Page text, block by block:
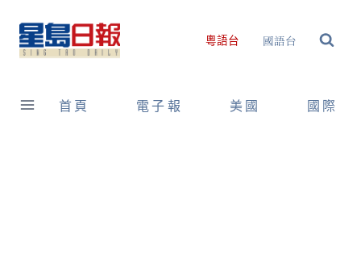
content
粵語台 國語台
首頁 電子報 美國 國際